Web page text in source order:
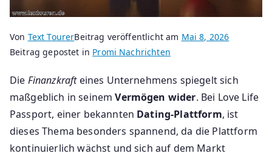
Von Text TourerBeitrag veröffentlicht am Mai 8, 2026
Beitrag gepostet in Promi Nachrichten
Die Finanzkrafteines Unternehmens spiegelt sich
maßgeblich in seinemVermögen wider. Bei Love Life
Passport, einer bekannten Dating-Plattform, ist
dieses Thema besonders spannend, da die Plattform
kontinuierlich wächst und sich auf dem Markt